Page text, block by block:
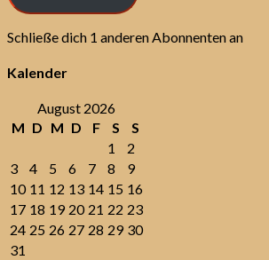
Schließe dich 1 anderen Abonnenten an
Kalender
August 2026
M D M D F S
S
1
2
3
4 5 6 7 8
9
10 11 12 13 14 15 16
17 18 19 20 21 22 23
24 25 26 27 28 29 30
31